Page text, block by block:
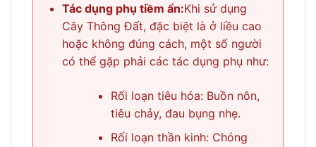
Tác dụng phụ tiềm ẩn:Khi sử dụng
Cây Thông Đất, đặc biệt là ở liều cao
hoặc không đúng cách, một số người
có thể gặp phải các tác dụng phụ như:
Rối loạn tiêu hóa: Buồn nôn,
tiêu chảy, đau bụng nhẹ.
Rối loạn thần kinh: Chóng